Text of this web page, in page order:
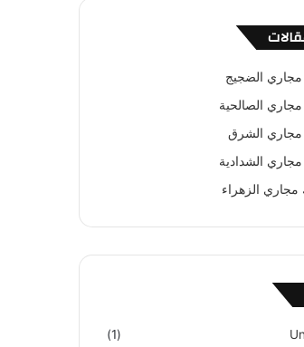
الضجيج
الصالحية
الشرق
الشدادية
الزهراء
(1)